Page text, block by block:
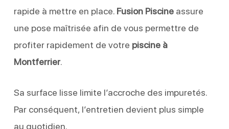
rapide à mettre en place. Fusion Piscineassure
une pose maîtrisée afin de vous permettre de
profiter rapidement de votre piscine à
Montferrier.
Sa surface lisse limite l’accroche des impuretés.
Par conséquent, l’entretien devient plus simple
au quotidien.